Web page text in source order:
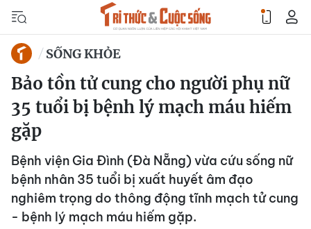
SỐNG KHỎE
Bảo tồn tử cung cho người phụ nữ
35 tuổi bị bệnh lý mạch máu hiếm
gặp
Bệnh viện Gia Đình (Đà Nẵng) vừa cứu sống nữ
bệnh nhân 35 tuổi bị xuất huyết âm đạo
nghiêm trọng do thông động tĩnh mạch tử cung
- bệnh lý mạch máu hiếm gặp.